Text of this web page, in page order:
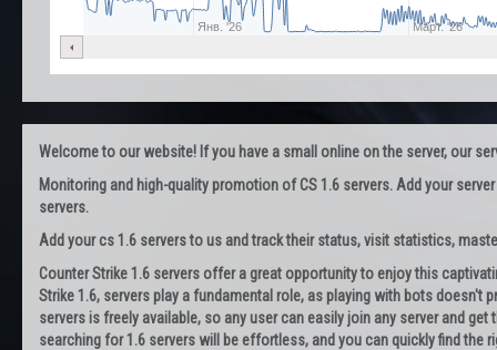
Янв. '26 Март. '26
Welcome to our website! If you have a small online on the server, our
Monitoring and high-quality promotion of CS 1.6 servers. Add your
servers.
Add your cs 1.6 servers to us and track their status, visit statistics,
Counter Strike 1.6 servers offer a great opportunity to enjoy this
Strike 1.6, servers play a fundamental role, as playing with bots
servers is freely available, so any user can easily join any server and
searching for 1.6 servers will be effortless, and you can quickly find